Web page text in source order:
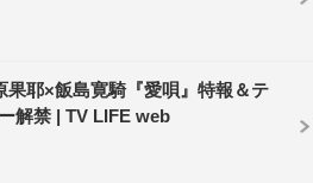
、飯島は「かけがえのない存
えた」、清原は「私の人生の中
が組み込まれて生きていけると
ことだなと思います」、そして
果耶×飯島寛騎『愛唄』特報＆テ
解禁 | TV LIFE web